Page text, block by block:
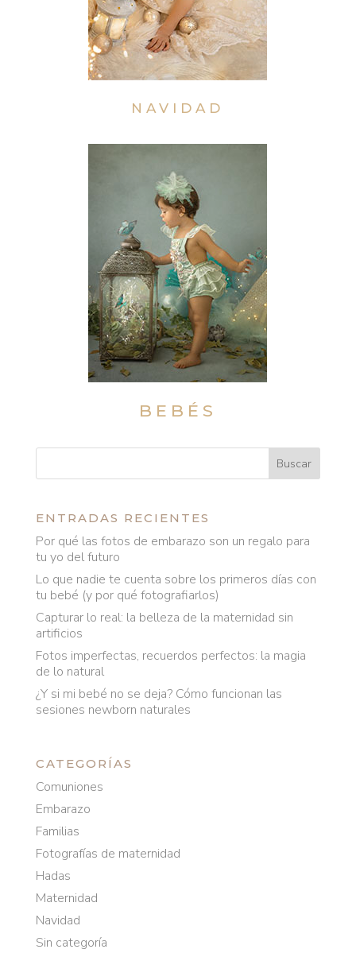
NAVIDAD
BEBÉS
ENTRADAS RECIENTES
Por qué las fotos de embarazo son un regalo para
tu yo del futuro
Lo que nadie te cuenta sobre los primeros días con
tu bebé (y por qué fotografiarlos)
Capturar lo real: la belleza de la maternidad sin
artificios
Fotos imperfectas, recuerdos perfectos: la magia
de lo natural
¿Y si mi bebé no se deja? Cómo funcionan las
sesiones newborn naturales
CATEGORÍAS
Comuniones
Embarazo
Familias
Fotografías de maternidad
Hadas
Maternidad
Navidad
Sin categoría